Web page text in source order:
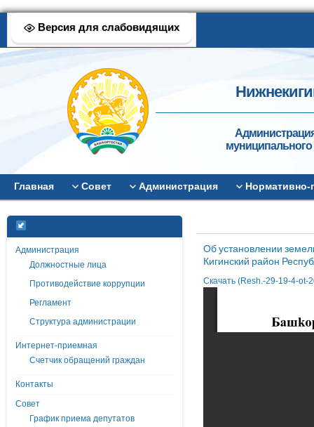
Версия для слабовидящих
муниципального
Главная Совет Администрация
Администрация
Должностные лица
Противодействие коррупции
Регламент
Структура администрации
Интернет-приемная
Счетчик обращений граждан
Контакты
Совет
График приема депутатов
Об установлении
Кигинский район
Скачать (Resh.-29-19-4-ot-